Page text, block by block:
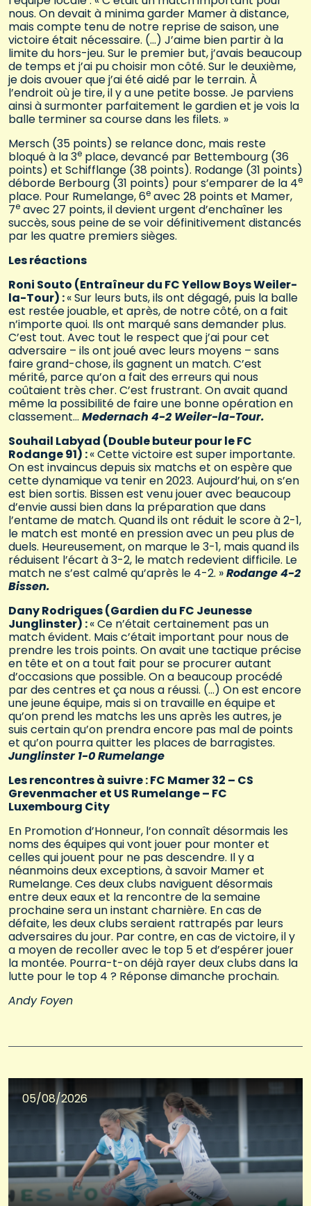
nous. On devait à minima garder Mamer à distance,
mais compte tenu de notre reprise de saison, une
victoire était nécessaire. (…) J’aime bien partir à la
limite du hors-jeu. Sur le premier but, j’avais beaucoup
de temps et j’ai pu choisir mon côté. Sur le deuxième,
je dois avouer que j’ai été aidé par le terrain. À
l’endroit où je tire, il y a une petite bosse. Je parviens
ainsi à surmonter parfaitement le gardien et je vois la
balle terminer sa course dans les filets. »
Mersch (35 points) se relance donc, mais reste
bloqué à la 3e place, devancé par Bettembourg (36
points) et Schifflange (38 points). Rodange (31 points)
déborde Berbourg (31 points) pour s’emparer de la 4e
place. Pour Rumelange, 6e avec 28 points et Mamer,
7e avec 27 points, il devient urgent d’enchaîner les
succès, sous peine de se voir définitivement distancés
par les quatre premiers sièges.
Les réactions
Roni Souto (Entraîneur du FC Yellow Boys Weiler-
la-Tour) :« Sur leurs buts, ils ont dégagé, puis la balle
est restée jouable, et après, de notre côté, on a fait
n’importe quoi. Ils ont marqué sans demander plus.
C’est tout. Avec tout le respect que j’ai pour cet
adversaire – ils ont joué avec leurs moyens – sans
faire grand-chose, ils gagnent un match. C’est
mérité, parce qu’on a fait des erreurs qui nous
coûtaient très cher. C’est frustrant. On avait quand
même la possibilité de faire une bonne opération en
classement… Medernach 4-2 Weiler-la-Tour.
Souhail Labyad (Double buteur pour le FC
Rodange 91) :« Cette victoire est super importante.
On est invaincus depuis six matchs et on espère que
cette dynamique va tenir en 2023. Aujourd’hui, on s’en
est bien sortis. Bissen est venu jouer avec beaucoup
d’envie aussi bien dans la préparation que dans
l’entame de match. Quand ils ont réduit le score à 2-1,
le match est monté en pression avec un peu plus de
duels. Heureusement, on marque le 3-1, mais quand ils
réduisent l’écart à 3-2, le match redevient difficile. Le
match ne s’est calmé qu’après le 4-2. »Rodange 4-2
Bissen.
Dany Rodrigues (Gardien du FC Jeunesse
Junglinster) :« Ce n’était certainement pas un
match évident. Mais c’était important pour nous de
prendre les trois points. On avait une tactique précise
en tête et on a tout fait pour se procurer autant
d’occasions que possible. On a beaucoup procédé
par des centres et ça nous a réussi. (…) On est encore
une jeune équipe, mais si on travaille en équipe et
qu’on prend les matchs les uns après les autres, je
suis certain qu’on prendra encore pas mal de points
et qu’on pourra quitter les places de barragistes.
Junglinster 1-0 Rumelange
Les rencontres à suivre : FC Mamer 32 – CS
Grevenmacher et US Rumelange – FC
Luxembourg City
En Promotion d’Honneur, l’on connaît désormais les
noms des équipes qui vont jouer pour monter et
celles qui jouent pour ne pas descendre. Il y a
néanmoins deux exceptions, à savoir Mamer et
Rumelange. Ces deux clubs naviguent désormais
entre deux eaux et la rencontre de la semaine
prochaine sera un instant charnière. En cas de
défaite, les deux clubs seraient rattrapés par leurs
adversaires du jour. Par contre, en cas de victoire, il y
a moyen de recoller avec le top 5 et d’espérer jouer
la montée. Pourra-t-on déjà rayer deux clubs dans la
lutte pour le top 4 ? Réponse dimanche prochain.
Andy Foyen
05/08/2026